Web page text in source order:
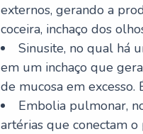
externos, gerando a
coceira, inchaço dos
Sinusite, no qual há
em um inchaço que
de mucosa em excesso.
Embolia pulmonar,
artérias que conectam